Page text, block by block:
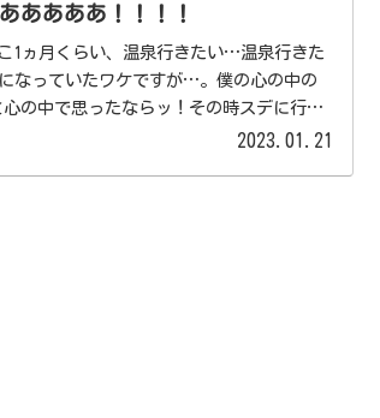
ああああ！！！！
1ヵ月くらい、温泉行きたい…温泉行きた
なっていたワケですが…。僕の心の中の
の中で思ったならッ！その時スデに行動
2023.01.21